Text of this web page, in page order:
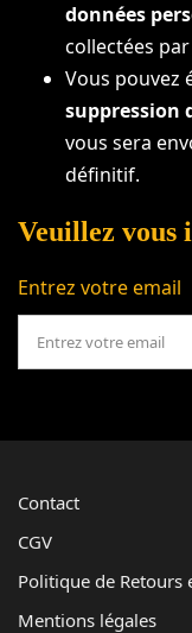
données
collectées
Vous pouvez
suppression
vous sera
définitif.
Veuillez
Entrez votre email
Contact
CGV
Politique de Retours
Mentions légales